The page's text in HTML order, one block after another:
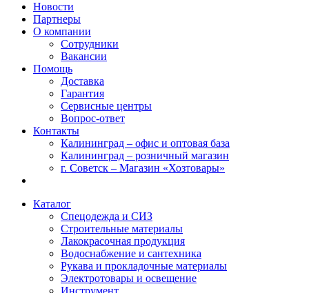
Новости
Партнеры
О компании
Сотрудники
Вакансии
Помощь
Доставка
Гарантия
Сервисные центры
Вопрос-ответ
Контакты
Калининград – офис и оптовая база
Калининград – розничный магазин
г. Советск – Магазин «Хозтовары»
Каталог
Спецодежда и СИЗ
Строительные материалы
Лакокрасочная продукция
Водоснабжение и сантехника
Рукава и прокладочные материалы
Электротовары и освещение
Инструмент